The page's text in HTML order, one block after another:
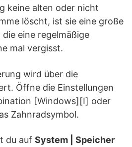
keine alten oder nicht
löscht, ist sie eine große
eine regelmäßige
mal vergisst.
wird über die
Öffne die Einstellungen
[Windows][I] oder
Zahnradsymbol.
du auf System | Speicher